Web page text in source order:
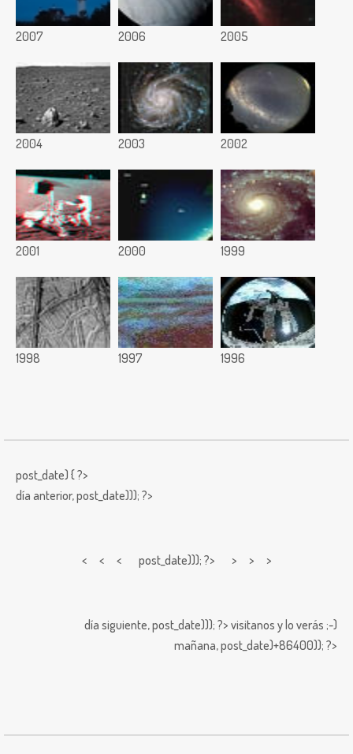
2007 2006 2005
2004 2003 2002
2001 2000 1999
1998 1997 1996
post_date) { ?>
día anterior,post_date))); ?>
< < < post_date))); ?> > > >
día siguiente,post_date))); ?> visitanos y lo verás ;-)
mañana,post_date)+86400)); ?>